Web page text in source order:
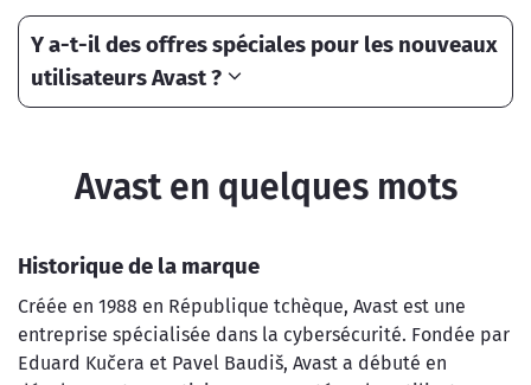
Y a-t-il des offres spéciales pour les nouveaux
utilisateurs Avast ?
Avast en quelques mots
Historique de la marque
Créée en 1988 en République tchèque, Avast est une
entreprise spécialisée dans la cybersécurité. Fondée par
Eduard Kučera et Pavel Baudiš, Avast a débuté en